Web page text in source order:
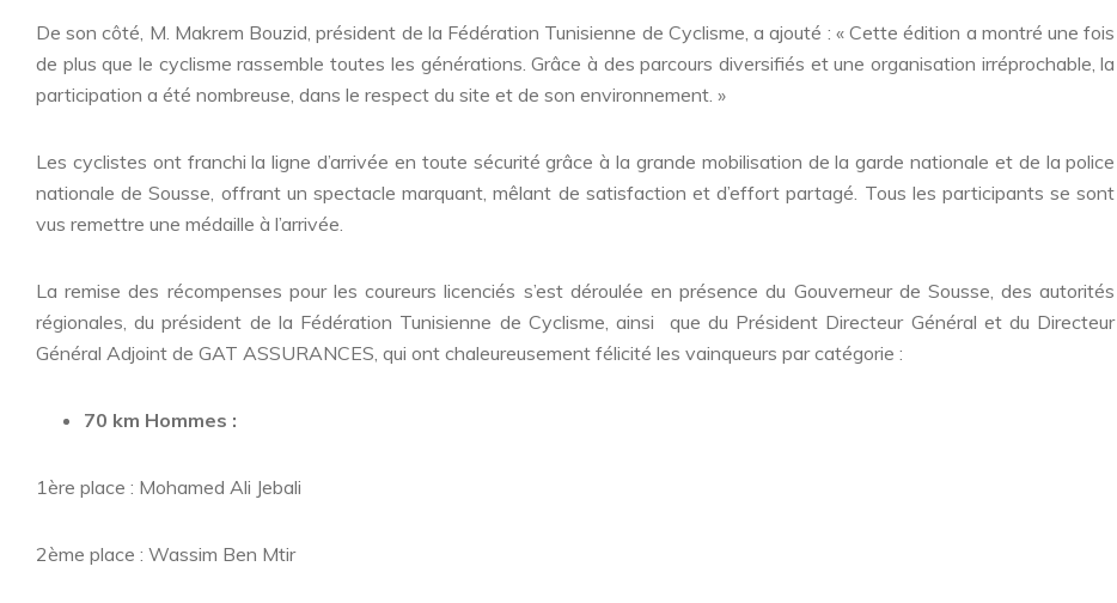
De son côté, M. Makrem Bouzid, président de la Fédération Tunisienne de Cyclisme, a ajouté : « Cette édition a montré une fois
de plus que le cyclisme rassemble toutes les générations. Grâce à des parcours diversifiés et une organisation irréprochable, la
participation a été nombreuse, dans le respect du site et de son environnement. »
Les cyclistes ont franchi la ligne d’arrivée en toute sécurité grâce à la grande mobilisation de la garde nationale et de la police
nationale de Sousse, offrant un spectacle marquant, mêlant de satisfaction et d’effort partagé. Tous les participants se sont
vus remettre une médaille à l’arrivée.
La remise des récompenses pour les coureurs licenciés s’est déroulée en présence du Gouverneur de Sousse, des autorités
régionales, du président de la Fédération Tunisienne de Cyclisme, ainsi que du Président Directeur Général et du Directeur
Général Adjoint de GAT ASSURANCES, qui ont chaleureusement félicité les vainqueurs par catégorie :
70 km Hommes :
1ère place : Mohamed Ali Jebali
2ème place : Wassim Ben Mtir